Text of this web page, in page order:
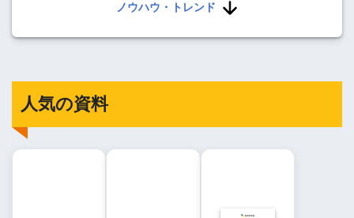
ノウハウ・トレンド
人気の資料